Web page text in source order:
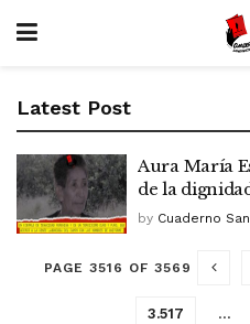
Latest Post
Aura María
de la
by Cuaderno
PAGE 3516 OF 3569
3.517 …